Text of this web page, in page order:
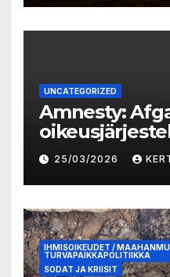
UNCATEGORIZED
Amnesty:
romahtanut
25/03/2026
IHMISOIKEUDET /
TURVAPAIKKAPOLITIIKKA
SODAT JA KRIISIT